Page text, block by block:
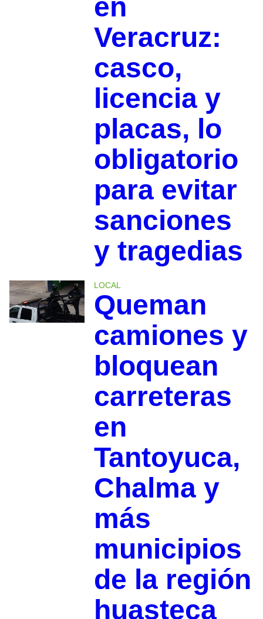
en
Veracruz:
casco,
licencia y
placas, lo
obligatorio
para evitar
sanciones
y tragedias
LOCAL
Queman
camiones y
bloquean
carreteras
en
Tantoyuca,
Chalma y
más
municipios
de la región
huasteca